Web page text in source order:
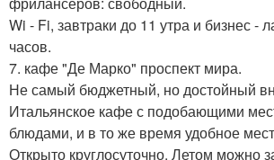
Wi - Fi, завтраки до 11 утра и бизнес -
часов.
7. кафе "Де Марко" проспект мира.
Не самый бюджетный, но достойный
Итальянское кафе с подобающими
блюдами, и в то же время удобное
Открыто круглосуточно. Летом можно